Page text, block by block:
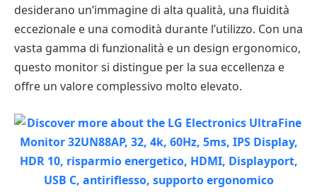
desiderano un’immagine di alta qualità, una fluidità
eccezionale e una comodità durante l’utilizzo. Con una
vasta gamma di funzionalità e un design ergonomico,
questo monitor si distingue per la sua eccellenza e
offre un valore complessivo molto elevato.